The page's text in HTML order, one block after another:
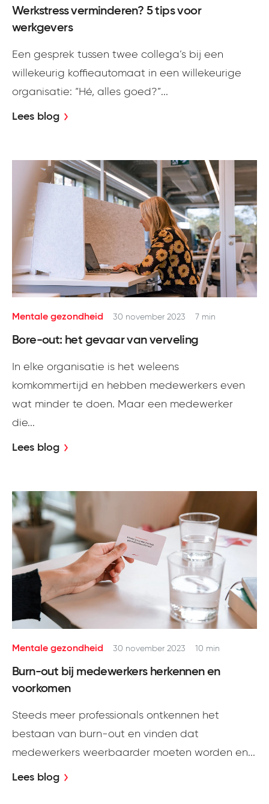
Werkstress verminderen? 5 tips voor
werkgevers
Een gesprek tussen twee collega’s bij een
willekeurig koffieautomaat in een willekeurige
organisatie: “Hé, alles goed?”...
Lees blog
Mentale gezondheid 30 november 2023 7 min
Bore-out: het gevaar van verveling
In elke organisatie is het weleens
komkommertijd en hebben medewerkers even
wat minder te doen. Maar een medewerker
die...
Lees blog
Mentale gezondheid 30 november 2023 10 min
Burn-out bij medewerkers herkennen en
voorkomen
Steeds meer professionals ontkennen het
bestaan van burn-out en vinden dat
medewerkers weerbaarder moeten worden en...
Lees blog